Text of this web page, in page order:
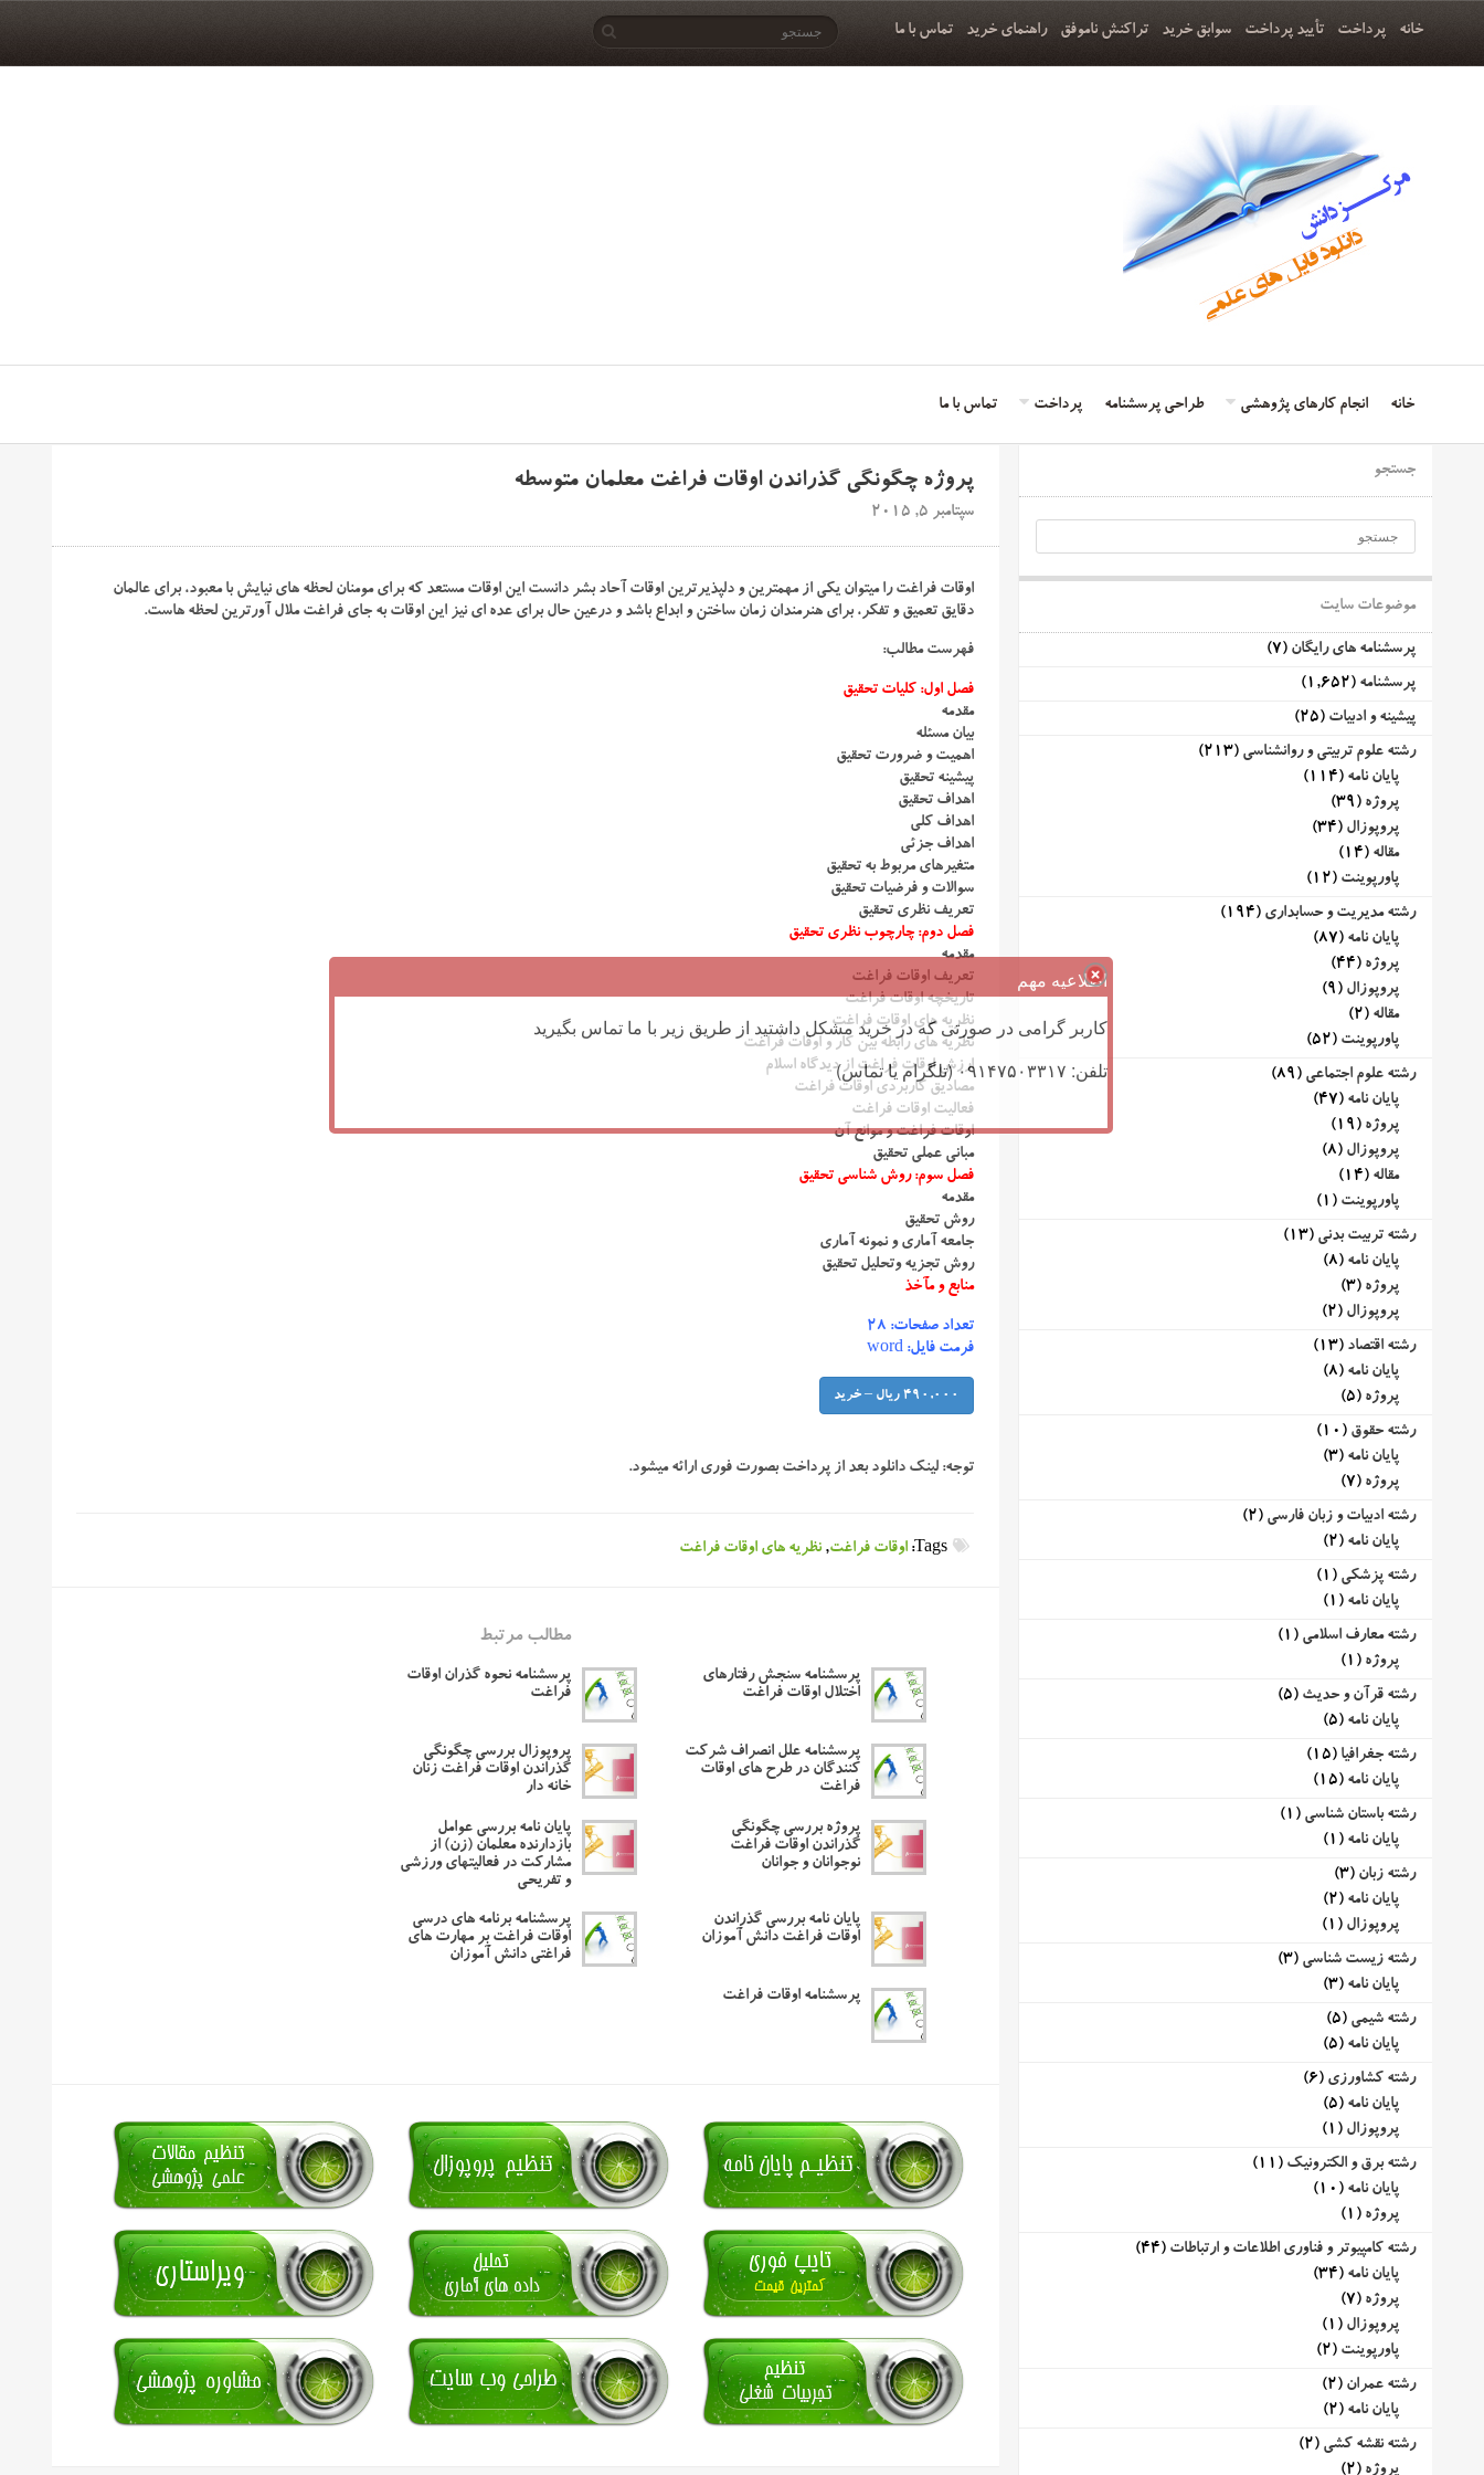
خانه پرداخت تأیید پرداخت سوابق خرید تراکنش ناموفق راهنمای خرید تماس با ما
خانه انجام کارهای پژوهشی طراحی پرسشنامه پرداخت تماس با ما
پروژه چگونگی گذراندن اوقات فراغت معلمان متوسطه
سپتامبر 5, 2015
اوقات فراغت را میتوان یکی از مهمترین و دلپذیرترین اوقات آحاد بشر دانست این اوقات مستعد که برای مومنان لحظه های نیایش با معبود، برای عالمان
دقایق تعمیق و تفکر، برای هنرمندان زمان ساختن و ابداع باشد و درعین حال برای عده ای نیز این اوقات به جای فراغت ملال آورترین لحظه هاست.
فهرست مطالب:
فصل اول: کلیات تحقیق
مقدمه
بیان مسئله
اهمیت و ضرورت تحقیق
پیشینه تحقیق
اهداف تحقیق
اهداف کلی
اهداف جزئی
متغیرهای مربوط به تحقیق
سوالات و فرضیات تحقیق
تعریف نظری تحقیق
فصل دوم: چارچوب نظری تحقیق
مقدمه
تعریف اوقات فراغت
تاریخچه اوقات فراغت
نظریه های اوقات فراغت
نظریه های رابطه بین کار و اوقات فراغت
ارزش اوقات فراغت از دیدگاه اسلام
مصادیق کاربردی اوقات فراغت
فعالیت اوقات فراغت
اوقات فراغت و موانع آن
مبانی عملی تحقیق
فصل سوم: روش شناسی تحقیق
مقدمه
روش تحقیق
جامعه آماری و نمونه آماری
روش تجزیه وتحلیل تحقیق
منابع و مآخذ
تعداد صفحات: ۲۸
فرمت فایل: word
490,000 ریال – خرید
توجه: لینک دانلود بعد از پرداخت بصورت فوری ارائه میشود.
اوقات فراغت,نظریه های اوقات فراغت
مطالب مرتبط
پرسشنامه سنجش رفتارهای
اختلال اوقات فراغت
پرسشنامه نحوه گذران اوقات
فراغت
پرسشنامه علل انصراف شرکت
کنندگان در طرح های اوقات
فراغت
پروپوزال بررسی چگونگی
گذراندن اوقات فراغت زنان
خانه دار
پروژه بررسی چگونگی
گذراندن اوقات فراغت
نوجوانان و جوانان
پایان نامه بررسی عوامل
بازدارنده معلمان (زن) از
مشارکت در فعالیتهای ورزشی
و تفریحی
پایان نامه بررسی گذراندن
اوقات فراغت دانش آموزان
پرسشنامه برنامه های درسی
اوقات فراغت بر مهارت های
فراغتی دانش آموزان
پرسشنامه اوقات فراغت
جستجو
موضوعات سایت
پرسشنامه های رایگان (7)
پرسشنامه (1,652)
پیشینه و ادبیات (25)
رشته علوم تربیتی و روانشناسی (213)
پایان نامه (114)
پروژه (39)
پروپوزال (34)
مقاله (14)
پاورپوینت (12)
رشته مدیریت و حسابداری (194)
پایان نامه (87)
پروژه (44)
پروپوزال (9)
مقاله (2)
پاورپوینت (52)
رشته علوم اجتماعی (89)
پایان نامه (47)
پروژه (19)
پروپوزال (8)
مقاله (14)
پاورپوینت (1)
رشته تربیت بدنی (13)
پایان نامه (8)
پروژه (3)
پروپوزال (2)
رشته اقتصاد (13)
پایان نامه (8)
پروژه (5)
رشته حقوق (10)
پایان نامه (3)
پروژه (7)
رشته ادبیات و زبان فارسی (2)
پایان نامه (2)
رشته پزشکی (1)
پایان نامه (1)
رشته معارف اسلامی (1)
پروژه (1)
رشته قرآن و حدیث (5)
پایان نامه (5)
رشته جغرافیا (15)
پایان نامه (15)
رشته باستان شناسی (1)
پایان نامه (1)
رشته زبان (3)
پایان نامه (2)
پروپوزال (1)
رشته زیست شناسی (3)
پایان نامه (3)
رشته شیمی (5)
پایان نامه (5)
رشته کشاورزی (6)
پایان نامه (5)
پروپوزال (1)
رشته برق و الکترونیک (11)
پایان نامه (10)
پروژه (1)
رشته کامپیوتر و فناوری اطلاعات و ارتباطات (44)
پایان نامه (34)
پروژه (7)
پروپوزال (1)
پاورپوینت (2)
رشته عمران (2)
پایان نامه (2)
رشته نقشه کشی (2)
پروژه (2)
اطلاعیه مهم
کاربر گرامی در صورتی که در خرید مشکل داشتید از طریق زیر با ما تماس بگیرید
تلفن: ۰۹۱۴۷۵۰۳۳۱۷ (تلگرام یا تماس)